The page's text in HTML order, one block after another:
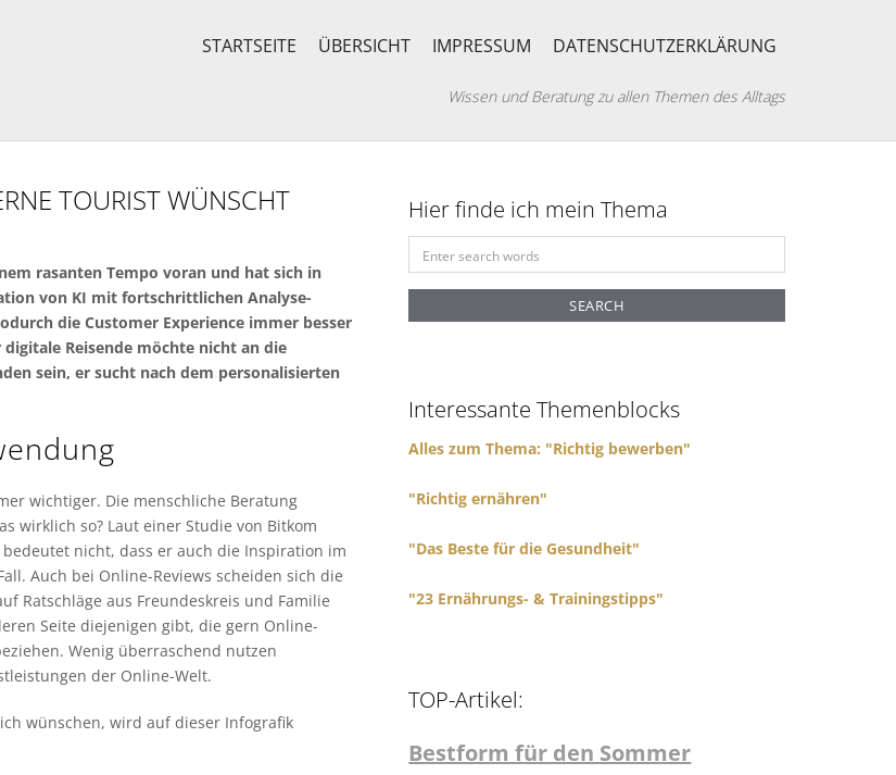
STARTSEITE ÜBERSICHT IMPRESSUM DATENSCHUTZERKLÄRUNG
Wissen und Beratung zu allen Themen des Alltags
TOURIST WÜNSCHT
rasanten Tempo voran und hat sich in
von KI mit fortschrittlichen Analyse-
die Customer Experience immer besser
Reisende möchte nicht an die
sein, er sucht nach dem personalisierten
wichtiger. Die menschliche Beratung
wirklich so? Laut einer Studie von Bitkom
nicht, dass er auch die Inspiration im
Auch bei Online-Reviews scheiden sich die
Ratschläge aus Freundeskreis und Familie
Seite diejenigen gibt, die gern Online-
Wenig überraschend nutzen
der Online-Welt.
wünschen, wird auf dieser Infografik
Hier finde ich mein Thema
e
r
f
o
r
Interessante Themenblocks
Alles zum Thema: "Richtig bewerben"
"Richtig ernähren"
"Das Beste für die Gesundheit"
"23 Ernährungs- & Trainingstipps"
TOP-Artikel:
Bestform für den Sommer